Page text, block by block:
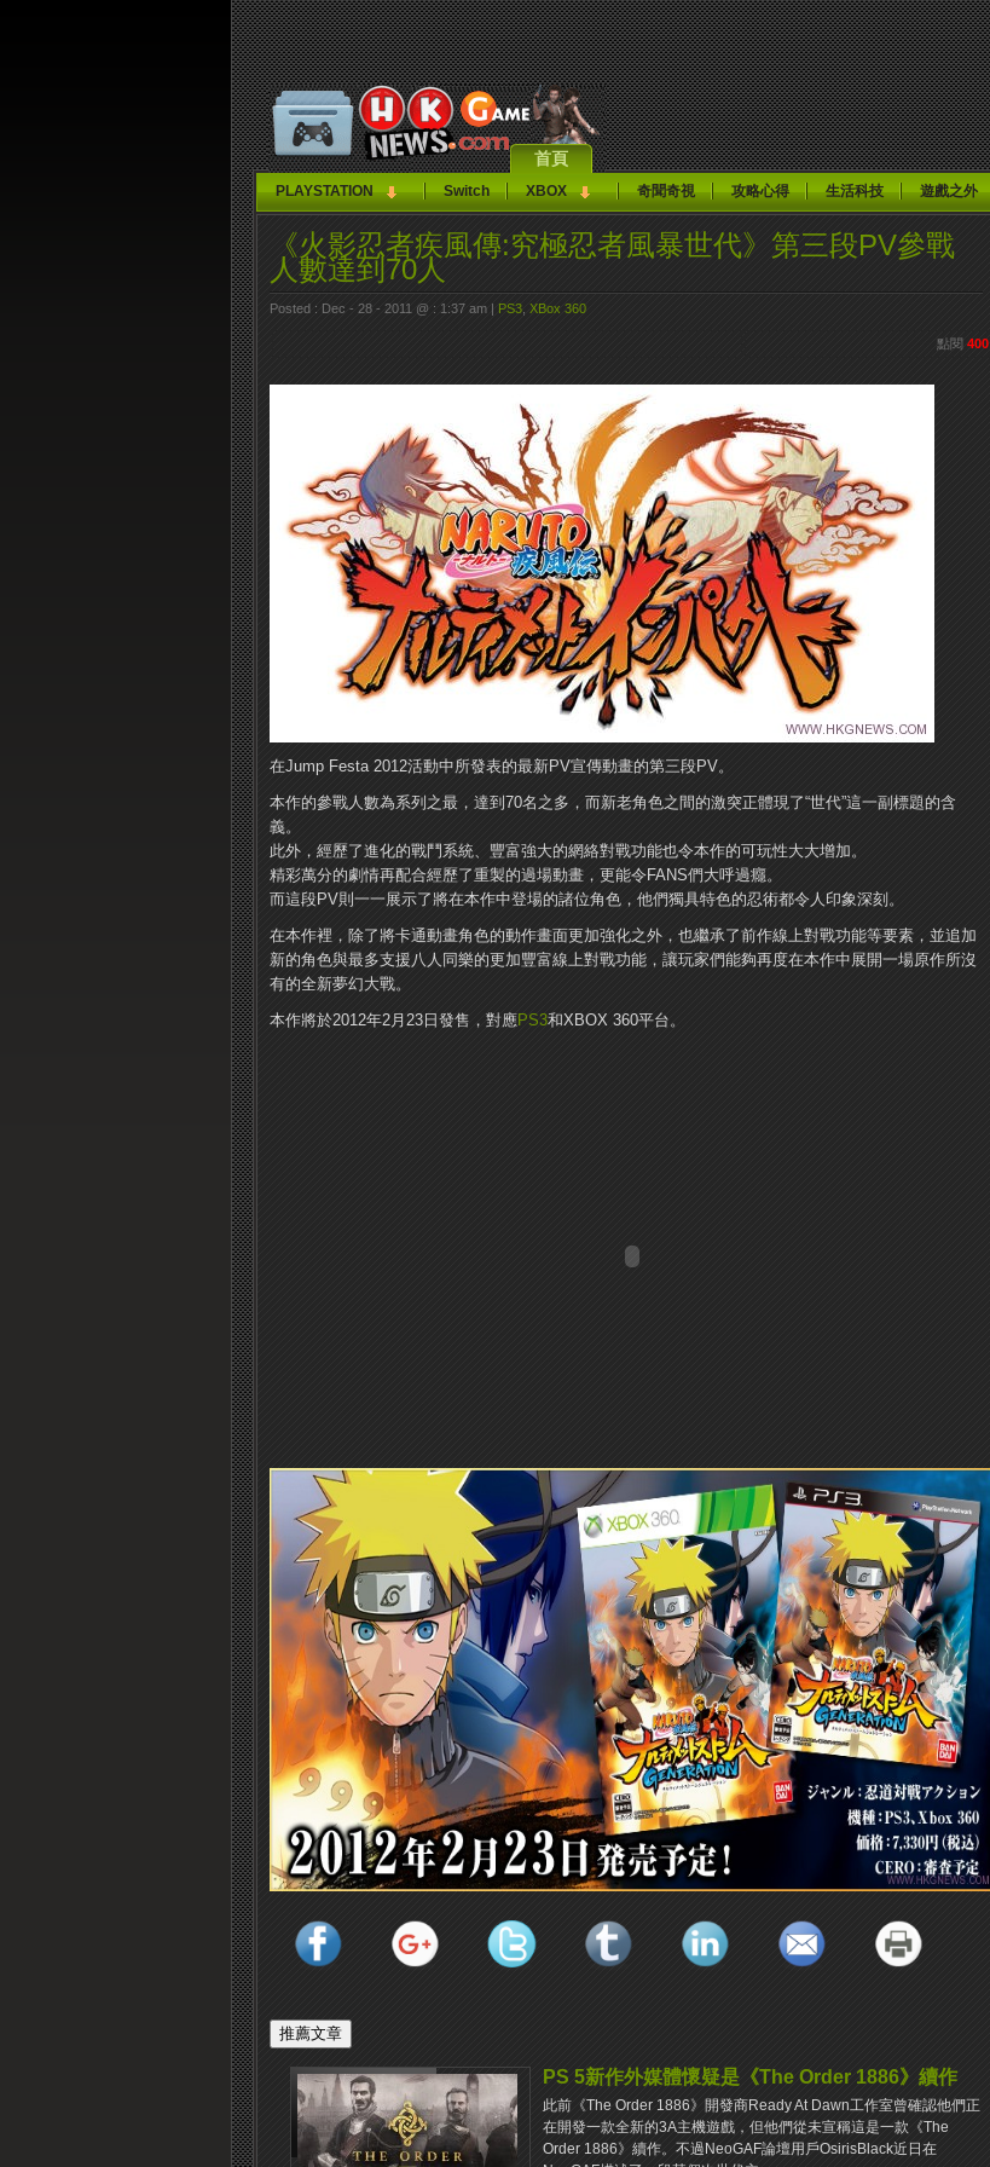
首頁
PLAYSTATION Switch XBOX 奇聞奇視 攻略心得 生活科技 遊戲之外
《火影忍者疾風傳:究極忍者風暴世代》第三段PV參戰
人數達到70人
Posted : Dec - 28 - 2011 @ : 1:37 am | PS3 XBox 360
點閱 400
在Jump Festa 2012活動中所發表的最新PV宣傳動畫的第三段PV。
本作的參戰人數為系列之最，達到70名之多，而新老角色之間的激突正體現了“世代”這一副標題的含
義。
此外，經歷了進化的戰鬥系統、豐富強大的網絡對戰功能也令本作的可玩性大大增加。
精彩萬分的劇情再配合經歷了重製的過場動畫，更能令FANS們大呼過癮。
而這段PV則一一展示了將在本作中登場的諸位角色，他們獨具特色的忍術都令人印象深刻。
在本作裡，除了將卡通動畫角色的動作畫面更加強化之外，也繼承了前作線上對戰功能等要素，並追加
新的角色與最多支援八人同樂的更加豐富線上對戰功能，讓玩家們能夠再度在本作中展開一場原作所沒
有的全新夢幻大戰。
本作將於2012年2月23日發售，對應PS3和XBOX 360平台。
PS 5新作外媒體懷疑是《The Order 1886》續作
此前《The Order 1886》開發商Ready At Dawn工作室曾確認他們正
在開發一款全新的3A主機遊戲，但他們從未宣稱這是一款《The
Order 1886》續作。不過NeoGAF論壇用戶OsirisBlack近日在